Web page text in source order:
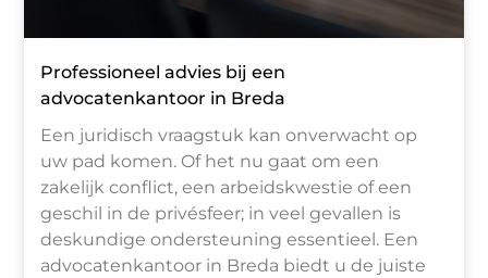
Professioneel advies bij een
advocatenkantoor in Breda
Een juridisch vraagstuk kan onverwacht op
uw pad komen. Of het nu gaat om een
zakelijk conflict, een arbeidskwestie of een
geschil in de privésfeer; in veel gevallen is
deskundige ondersteuning essentieel. Een
advocatenkantoor in Breda biedt u de juiste